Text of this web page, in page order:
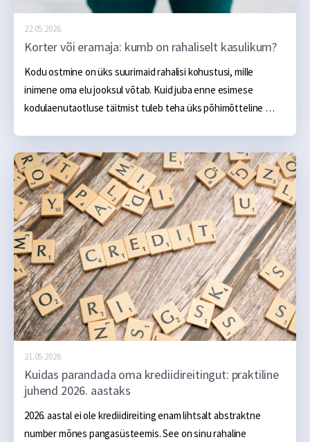
22.05.2026.
Korter või eramaja: kumb on rahaliselt kasulikum?
Kodu ostmine on üks suurimaid rahalisi kohustusi, mille
inimene oma elu jooksul võtab. Kuid juba enne esimese
kodulaenutaotluse täitmist tuleb teha üks põhimõtteline
rahalised plussid ja miinused — nii ostuhetkel kui ka järgmise
kahekümne aasta jooksul. Selles artiklis võrdleme mõlemat
võimalust üksikasjalikult, et aidata teha numbritel põhinev
otsus.
21.05.2026.
Kuidas parandada oma krediidireitingut: praktiline
juhend 2026. aastaks
2026. aastal ei ole krediidireiting enam lihtsalt abstraktne
number mõnes pangasüsteemis. See on sinu rahaline